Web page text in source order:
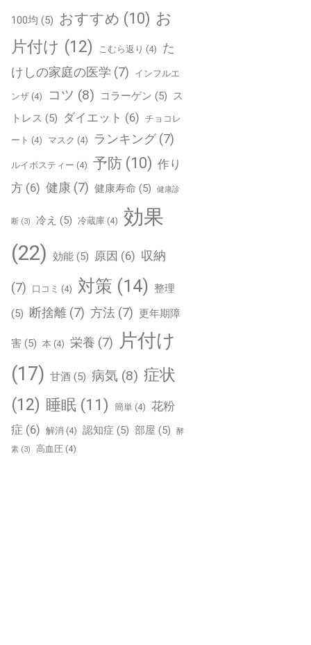
100均 (5) おすすめ (10) お
片付け (12) こむら返り (4)
た
けしの家庭の医学 (7) インフルエ
ンザ (4) コツ (8) コラーゲン (5)
ス
トレス (5) ダイエット (6) チョコレ
ート (4) マスク (4) ランキング (7)
ルイボスティー (4) 予防 (10) 作り
方 (6) 健康 (7) 健康寿命 (5) 健康診
断 (3) 冷え (5) 冷蔵庫 (4) 効果
(22) 効能 (5) 原因 (6) 収納
(7) 口コミ (4) 対策 (14) 整理
(5) 断捨離 (7) 方法 (7) 更年期障
害 (5) 本 (4) 栄養 (7)
片付け
(17) 甘酒 (5) 病気 (8) 症状
(12) 睡眠 (11) 簡単 (4) 花粉
症 (6) 解消 (4) 認知症 (5) 部屋 (5)
酵
素 (3) 高血圧 (4)